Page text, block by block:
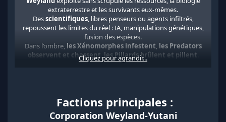
extraterrestre et les survivants eux-mêmes.
Desscientifiques, libres penseurs ou agents infiltrés,
repoussent les limites du réel : IA, manipulations génétiques,
fusion des espèces.
Dans l’ombre, les Xénomorphes infestent les Predators
observent et chassent les Pillards brûlent et pillent
Chaque rencontre peut être la dernière… ou le début de
Cliquez pour agrandir...
Factions principales :
Corporation Weyland-Yutani